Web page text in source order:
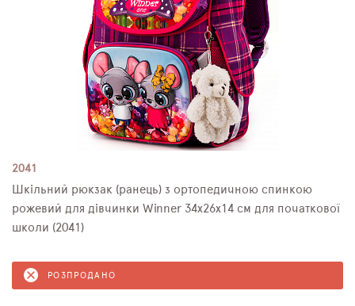
2041
Шкільний рюкзак (ранець) з ортопедичною спинкою
рожевий для дівчинки Winner 34х26х14 см для початкової
школи (2041)
РОЗПРОДАНО